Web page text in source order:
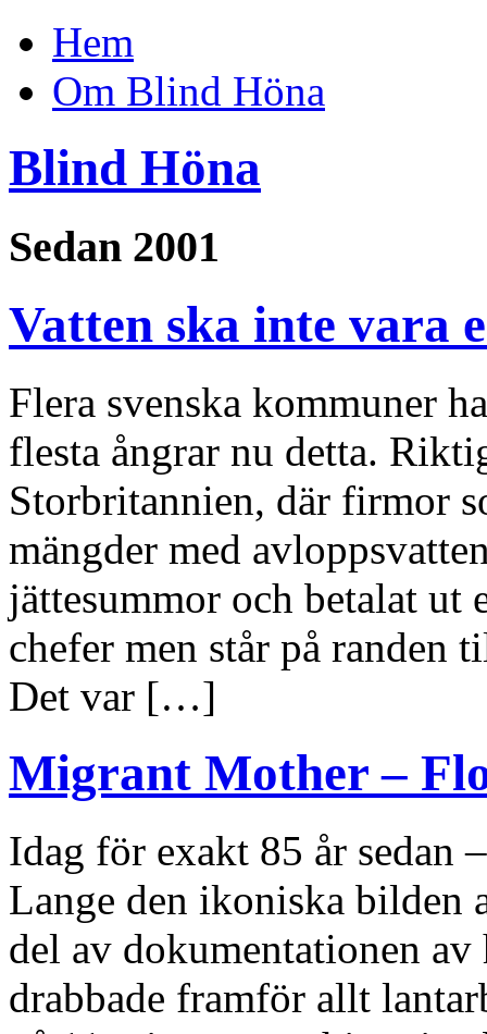
Hem
Om Blind Höna
Blind Höna
Sedan 2001
Vatten ska inte vara
Flera svenska kommuner
flesta ångrar nu detta.
Storbritannien, där firmor
mängder med
jättesummor och betalat ut
chefer men står på randen
Det var […]
Migrant Mother –
Idag för exakt 85 år sedan
Lange den ikoniska bilden
del av dokumentationen av
drabbade framför allt